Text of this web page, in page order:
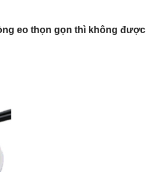
eo thọn gọn thì không được